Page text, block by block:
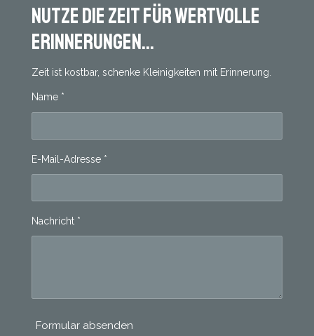
Nutze die Zeit für wertvolle
Erinnerungen...
Zeit ist kostbar, schenke Kleinigkeiten mit Erinnerung.
Name *
E-Mail-Adresse *
Nachricht *
Formular absenden